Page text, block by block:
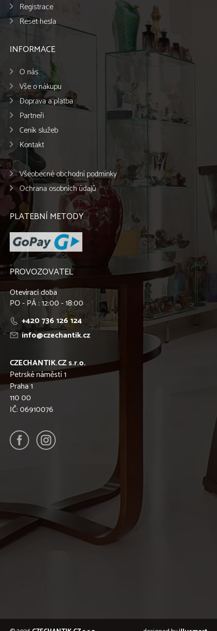
Registrace
Reset hesla
INFORMACE
O nás
Vše o nákupu
Doprava a platba
Partneři
Ceník služeb
Kontakt
Všeobecné obchodní podmínky
Ochrana osobních údajů
PLATEBNÍ METODY
PROVOZOVATEL
Otevírací doba
PO - PÁ : 12:00 - 18:00
+420 736 126 124
info@czechantik.cz
CZECHANTIK.CZ s.r.o.
Petrské náměstí 1
Praha 1
110 00
IČ: 06910076